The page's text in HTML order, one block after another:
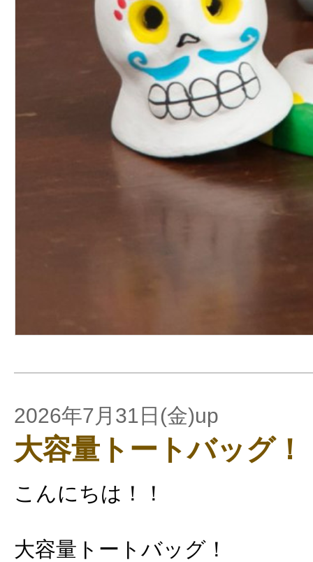
2026年7月31日(金)up
大容量トートバッグ！
こんにちは！！
大容量トートバッグ！